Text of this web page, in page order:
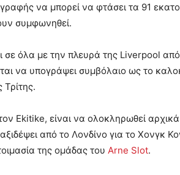
να μπορεί να φτάσει τα 91
συμφωνηθεί.
σε όλα με την πλευρά της Liverpool
να υπογράψει συμβόλαιο ως το
Τρίτης.
Ekitike, είναι να ολοκληρωθεί
από το Λονδίνο για το Χονγκ
της ομάδας του Arne Slot.